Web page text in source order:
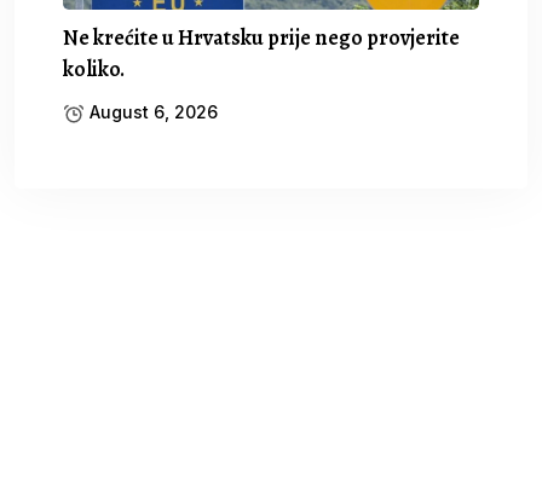
Ne krećite u Hrvatsku prije nego provjerite
koliko.
August 6, 2026